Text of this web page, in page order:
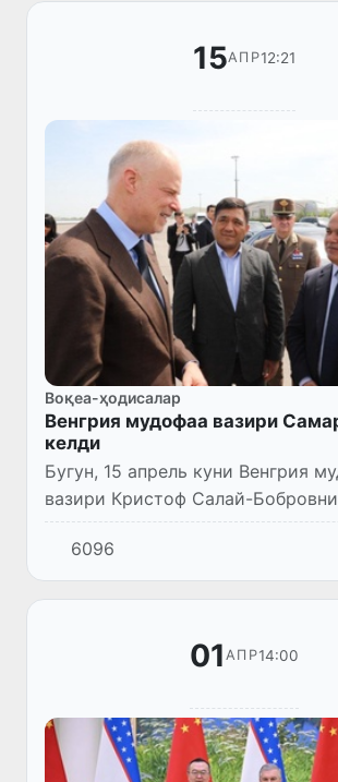
15АПР12:21
Воқеа-ҳодисалар
Венгрия мудофаа вазири
келди
Бугун, 15 апрель куни Венгрия
вазири Кристоф Салай-
бошчилигидаги делегация
вилоятига ташриф буюрди.
6096
01 АПР14:00